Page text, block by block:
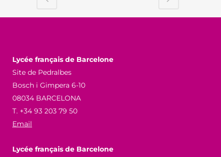
Lycée français de Barcelone
Site de Pedralbes
Bosch i Gimpera 6-10
08034 BARCELONA
T. +34 93 203 79 50
Email
Lycée français de Barcelone